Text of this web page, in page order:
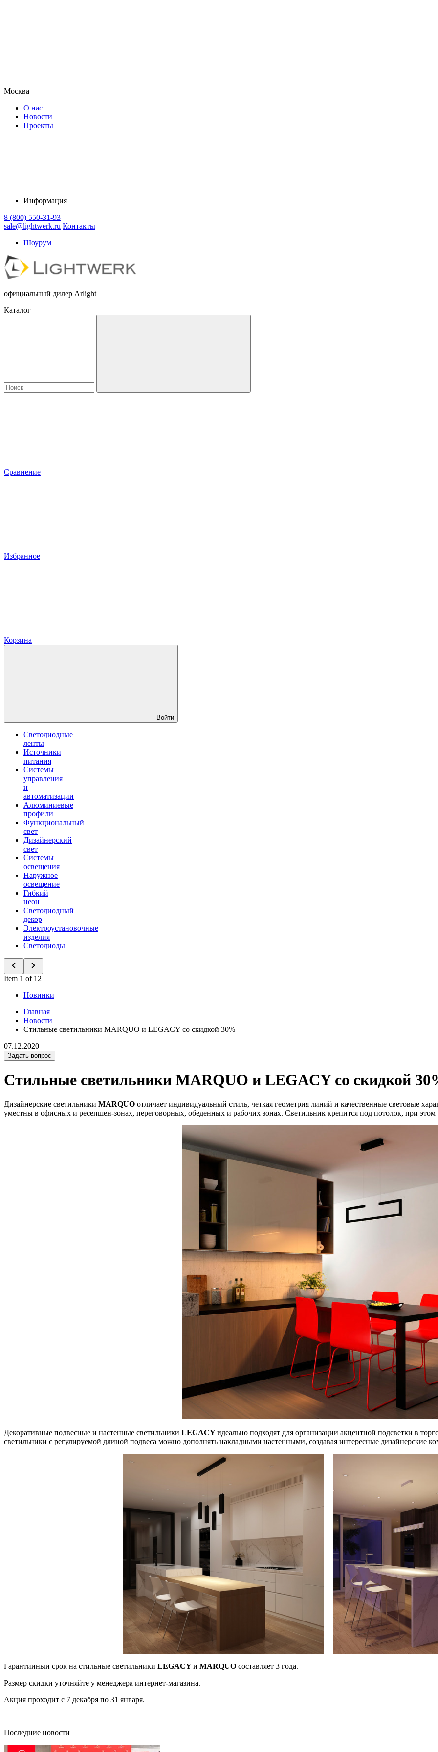
Москва
О нас
Новости
Проекты
Информация
8 (800) 550-31-93
sale@lightwerk.ru Контакты
Шоурум
официальный дилер Arlight
Каталог
Сравнение
Избранное
Корзина
Войти
Светодиодные
ленты
Источники
питания
Системы
управления
и
автоматизации
Алюминиевые
профили
Функциональный
свет
Дизайнерский
свет
Системы
освещения
Наружное
освещение
Гибкий
неон
Светодиодный
декор
Электроустановочные
изделия
Светодиоды
Item 1 of 12
Новинки
Главная
Новости
Стильные светильники MARQUO и LEGACY со скидкой 30%
07.12.2020
Задать вопрос
Стильные светильники MARQUO и LEGACY со скидкой
Дизайнерские светильники MARQUO отличает индивидуальный стиль, четкая геометрия линий и качественные световые
уместны в офисных и ресепшен-зонах, переговорных, обеденных и рабочих зонах. Светильник крепится под потолок, при
Декоративные подвесные и настенные светильники LEGACYидеально подходят для организации акцентной подсветки в
светильники с регулируемой длиной подвеса можно дополнять накладными настенными, создавая интересные дизайнерские
Гарантийный срок на стильные светильники LEGACYи MARQUO составляет 3 года.
Размер скидки уточняйте у менеджера интернет-магазина.
Акция проходит с 7 декабря по 31 января.
Последние новости